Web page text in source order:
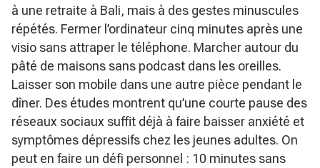
à une retraite à Bali, mais à des gestes minuscules
répétés. Fermer l’ordinateur cinq minutes après une
visio sans attraper le téléphone. Marcher autour du
pâté de maisons sans podcast dans les oreilles.
Laisser son mobile dans une autre pièce pendant le
dîner. Des études montrent qu’une courte pause des
réseaux sociaux suffit déjà à faire baisser anxiété et
symptômes dépressifs chez les jeunes adultes. On
peut en faire un défi personnel : 10 minutes sans